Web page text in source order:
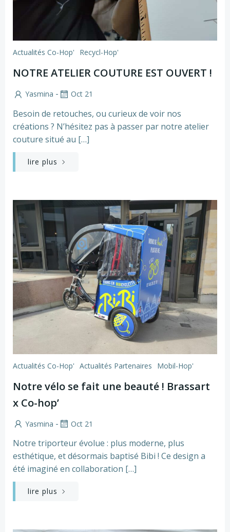
Actualités Co-Hop' Recycl-Hop'
NOTRE ATELIER COUTURE EST OUVERT !
Yasmina - Oct 21
Besoin de retouches, ou curieux de voir nos
créations ? N’hésitez pas à passer par notre atelier
couture situé au […]
lire plus
Actualités Co-Hop' Actualités Partenaires Mobil-Hop'
Notre vélo se fait une beauté ! Brassart
x Co-hop’
Yasmina - Oct 21
Notre triporteur évolue : plus moderne, plus
esthétique, et désormais baptisé Bibi ! Ce design a
été imaginé en collaboration […]
lire plus